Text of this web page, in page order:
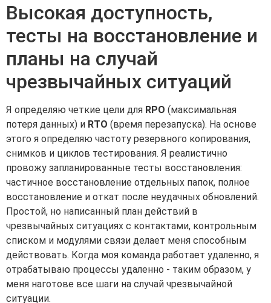
Высокая доступность,
тесты на восстановление и
планы на случай
чрезвычайных ситуаций
Я определяю четкие цели для RPO (максимальная
потеря данных) и RTO (время перезапуска). На основе
этого я определяю частоту резервного копирования,
снимков и циклов тестирования. Я реалистично
провожу запланированные тесты восстановления:
частичное восстановление отдельных папок, полное
восстановление и откат после неудачных обновлений.
Простой, но написанный план действий в
чрезвычайных ситуациях с контактами, контрольным
списком и модулями связи делает меня способным
действовать. Когда моя команда работает удаленно, я
отрабатываю процессы удаленно - таким образом, у
меня наготове все шаги на случай чрезвычайной
ситуации.